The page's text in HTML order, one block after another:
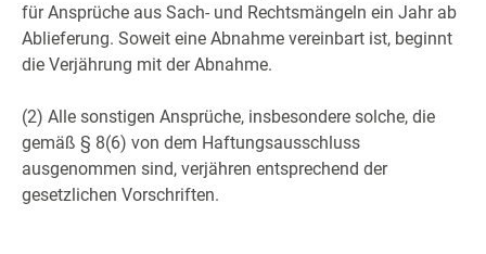
für Ansprüche aus Sach- und Rechtsmängeln ein Jahr ab
Ablieferung. Soweit eine Abnahme vereinbart ist, beginnt
die Verjährung mit der Abnahme.
(2) Alle sonstigen Ansprüche, insbesondere solche, die
gemäß § 8(6) von dem Haftungsausschluss
ausgenommen sind, verjähren entsprechend der
gesetzlichen Vorschriften.